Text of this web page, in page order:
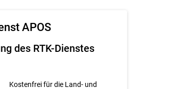
APOS
des RTK-Dienstes
Kostenfrei für die Land- und